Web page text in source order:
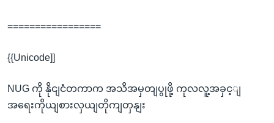
=================
{{Unicode]]
NUG ကို နိုငျငံတကာက အသိအမှတျပွုဖို့ ကုလလူ့အခှင့ျ
အရေးကိုယျစားလှယျတိုကျတှနျး